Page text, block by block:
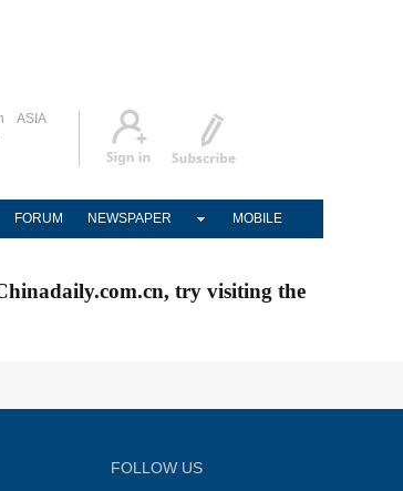
ASIA
FORUM NEWSPAPER MOBILE
try visiting the
FOLLOW US